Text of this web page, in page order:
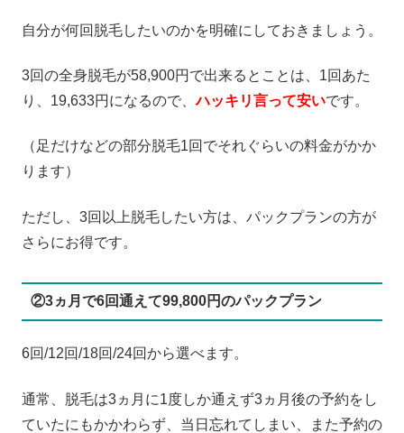
自分が何回脱毛したいのかを明確にしておきましょう。
3回の全身脱毛が58,900円で出来るとことは、1回あた
り、19,633円になるので、ハッキリ言って安いです。
（足だけなどの部分脱毛1回でそれぐらいの料金がかか
ります）
ただし、3回以上脱毛したい方は、パックプランの方が
さらにお得です。
②3ヵ月で6回通えて99,800円のパックプラン
6回/12回/18回/24回から選べます。
通常、脱毛は3ヵ月に1度しか通えず3ヵ月後の予約をし
ていたにもかかわらず、当日忘れてしまい、また予約の